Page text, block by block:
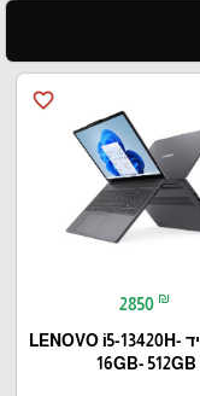
favorite_border
2850 ₪
מחשב נייד LENOVO i5-13420H-
16GB- 512GB